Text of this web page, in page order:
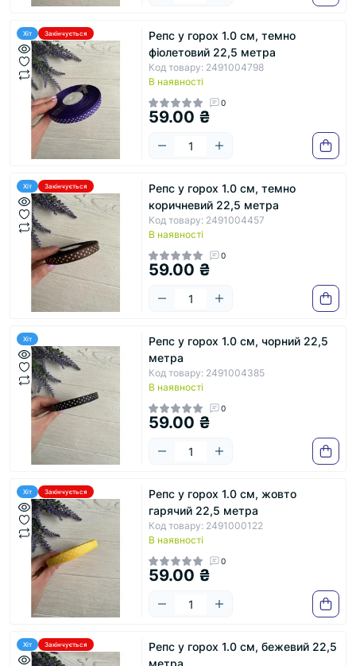
Хіт Закінчується
Репс у горох 1.0 см, темно
фіолетовий 22,5 метра
Код товару: 2491004798
В наявності
0
59.00 ₴
Хіт Закінчується
Репс у горох 1.0 см, темно
коричневий 22,5 метра
Код товару: 2491004457
В наявності
0
59.00 ₴
Хіт
Репс у горох 1.0 см, чорний 22,5
метра
Код товару: 2491004385
В наявності
0
59.00 ₴
Хіт Закінчується
Репс у горох 1.0 см, жовто
гарячий 22,5 метра
Код товару: 2491000122
В наявності
0
59.00 ₴
Хіт Закінчується
Репс у горох 1.0 см, бежевий 22,5
метра